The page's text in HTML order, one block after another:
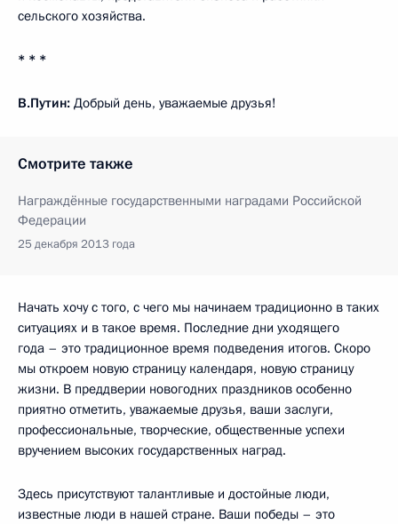
сельского хозяйства.
* * *
В.Путин: Добрый день, уважаемые друзья!
Смотрите также
Награждённые государственными наградами Российской
Федерации
25 декабря 2013 года
Начать хочу с того, с чего мы начинаем традиционно в таких
ситуациях и в такое время. Последние дни уходящего
года – это традиционное время подведения итогов. Скоро
мы откроем новую страницу календаря, новую страницу
жизни. В преддверии новогодних праздников особенно
приятно отметить, уважаемые друзья, ваши заслуги,
профессиональные, творческие, общественные успехи
вручением высоких государственных наград.
Здесь присутствуют талантливые и достойные люди,
известные люди в нашей стране. Ваши победы – это